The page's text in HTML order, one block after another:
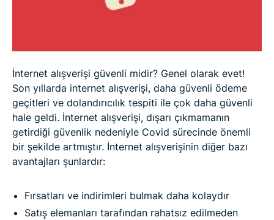
İnternet alışverişi güvenli midir? Genel olarak evet!
Son yıllarda internet alışverişi, daha güvenli ödeme
geçitleri ve dolandırıcılık tespiti ile çok daha güvenli
hale geldi. İnternet alışverişi, dışarı çıkmamanın
getirdiği güvenlik nedeniyle Covid sürecinde önemli
bir şekilde artmıştır. İnternet alışverişinin diğer bazı
avantajları şunlardır:
Fırsatları ve indirimleri bulmak daha kolaydır
Satış elemanları tarafından rahatsız edilmeden